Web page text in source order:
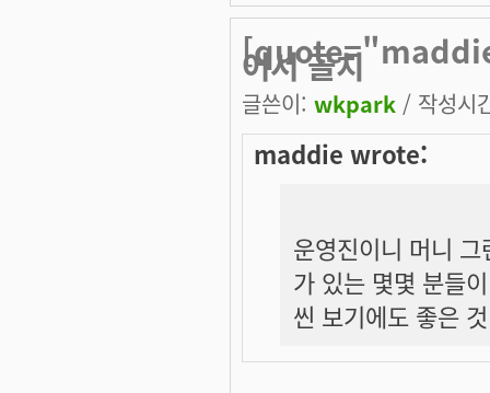
어서 골치
글쓴이: wkpark / 작성시
maddie wrote:
운영진이니 머니
가 있는 몇몇 분들
씬 보기에도 좋은